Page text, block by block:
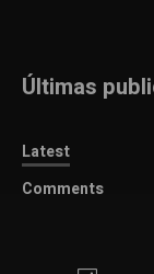
Últimas
Latest
Comments